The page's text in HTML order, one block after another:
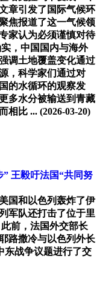
章引发了国际气候环
焦报道了这一气候领
家认为必须谨慎对待
，中国国内与海外
调土地覆盖变化通过
，科学家们通过对
的水循环的观察发
多水分被输送到青藏
相比 ... (2026-03-20)
王毅吁法国“共同努
国和以色列轰炸了伊
军队还打击了位于里
前，法国外交部长
路撒冷与以色列外长
东战争议题进行了交